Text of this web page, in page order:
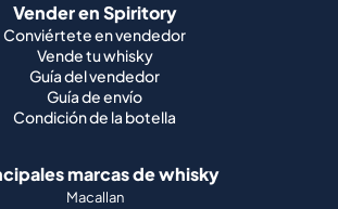
Vender en Spiritory
Conviértete en vendedor
Vende tu whisky
Guía del vendedor
Guía de envío
Condición de la botella
marcas de whisky
Macallan